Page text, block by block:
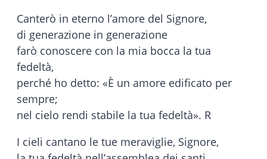
Canterò in eterno l’amore del Signore,
di generazione in generazione
farò conoscere con la mia bocca la tua
fedeltà,
perché ho detto: «È un amore edificato per
sempre;
nel cielo rendi stabile la tua fedeltà». R
I cieli cantano le tue meraviglie, Signore,